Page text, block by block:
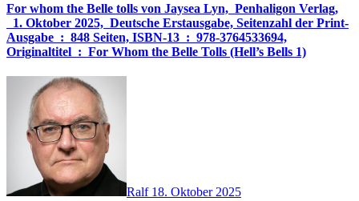
For whom the Belle tolls von Jaysea Lyn, ‎ Penhaligon Verlag,
‎ 1. Oktober 2025, ‎ Deutsche Erstausgabe, Seitenzahl der Print-
Ausgabe ‏ : ‎ 848 Seiten, ISBN-13 ‏ : ‎ 978-3764533694,
Originaltitel ‏ : ‎ For Whom the Belle Tolls (Hell’s Bells 1)
Ralf 18. Oktober 2025